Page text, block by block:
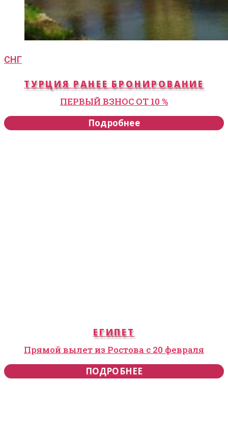
СНГ
ТУРЦИЯ РАНЕЕ БРОНИРОВАНИЕ
ПЕРВЫЙ ВЗНОС ОТ 10 %
Подробнее
ЕГИПЕТ
Прямой вылет из Ростова с 20 февраля
ПОДРОБНЕЕ